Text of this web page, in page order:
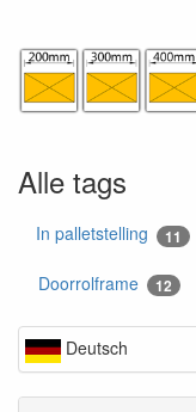
Deutsch
Alle tags
In palletstelling 11
Doorrolframe 12